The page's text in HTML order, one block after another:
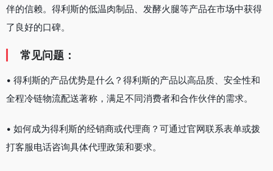
伴的信赖。得利斯的低温肉制品、发酵火腿等产品在市场中获得
了良好的口碑。
常见问题：
• 得利斯的产品优势是什么？得利斯的产品以高品质、安全性和
全程冷链物流配送著称，满足不同消费者和合作伙伴的需求。
• 如何成为得利斯的经销商或代理商？可通过官网联系表单或拨
打客服电话咨询具体代理政策和要求。